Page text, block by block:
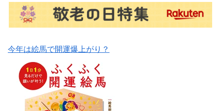
今年は絵馬で開運爆上がり？